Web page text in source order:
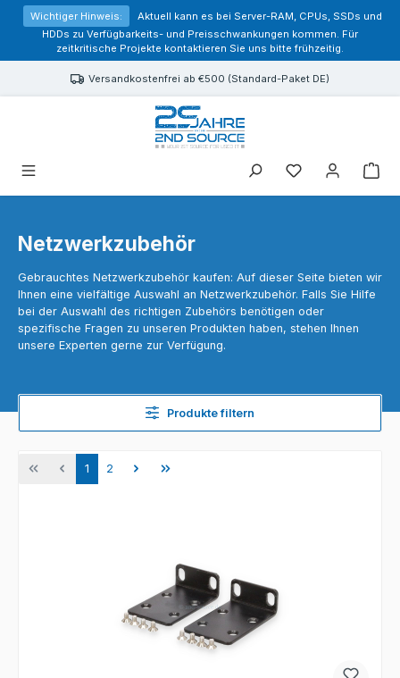
springen
Wichtiger Hinweis:
Aktuell kann es bei Server-RAM, CPUs, SSDs und
HDDs zu Verfügbarkeits- und Preisschwankungen kommen. Für
zeitkritische Projekte kontaktieren Sie uns bitte frühzeitig.
Versandkostenfrei ab €500 (Standard-Paket DE)
Sie haben 0
Netzwerkzubehör
Gebrauchtes Netzwerkzubehör kaufen: Auf dieser Seite bieten wir
Ihnen eine vielfältige Auswahl an Netzwerkzubehör. Falls Sie Hilfe
bei der Auswahl des richtigen Zubehörs benötigen oder
spezifische Fragen zu unseren Produkten haben, stehen Ihnen
unsere Experten gerne zur Verfügung.
Produkte filtern
Seite
1 Seite
2